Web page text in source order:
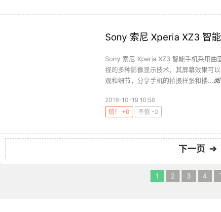
Sony 索尼 Xperia XZ3 智
Sony 索尼 Xperia XZ3 智能手机采用曲
视的多种影像显示技术，其屏幕效果可
观和细节，分享手机的拍摄样张和楼...
2018-10-19 10:58
值！ +0
不值 -0
下一页 ➔
1 2 3 4